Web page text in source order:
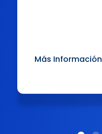
Más Información